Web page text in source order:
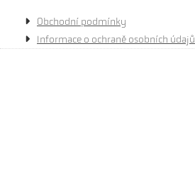
Obchodní podmínky
Informace o ochraně osobních údajů